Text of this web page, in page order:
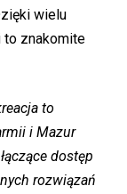
wielu
to znakomite
to
i Mazur
dostęp
rozwiązań